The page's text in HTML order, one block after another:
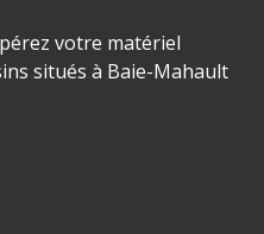
votre matériel
situés à Baie-Mahault